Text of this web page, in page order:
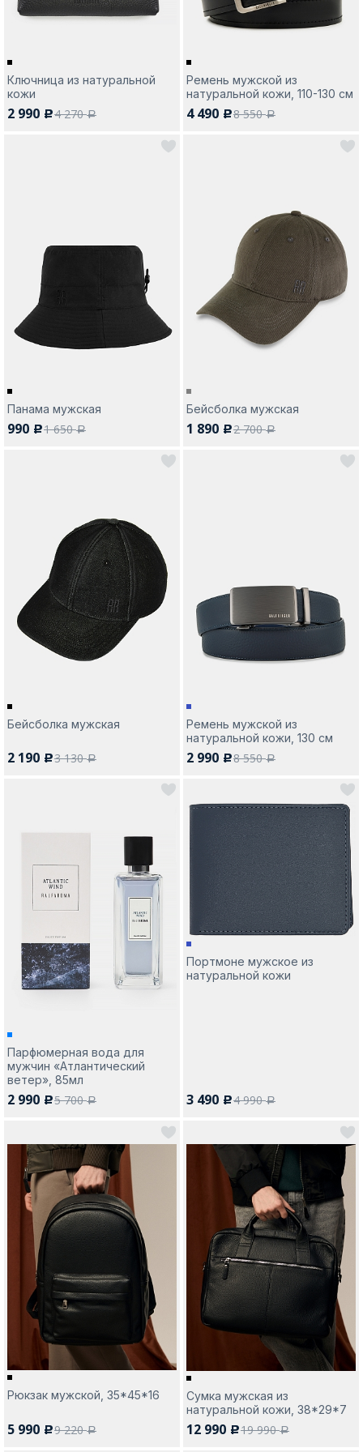
Ключница из натуральной
кожи
2 990 c4 270a
Ремень мужской из
натуральной кожи, 110-130 см
4 490 c8 550a
Панама мужская
990 c1 650a
Бейсболка мужская
1 890 c2 700a
Бейсболка мужская
2 190 c3 130a
Ремень мужской из
натуральной кожи, 130 см
2 990 c8 550a
Парфюмерная вода для
мужчин «Атлантический
ветер», 85мл
2 990 c5 700a
Портмоне мужское из
натуральной кожи
3 490 c4 990a
Рюкзак мужской, 35*45*16
5 990 c9 220a
Сумка мужская из
натуральной кожи, 38*29*7
12 990 c19 990a